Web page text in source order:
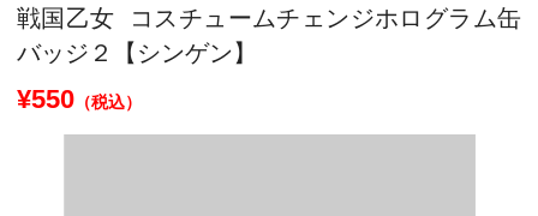
TOP＞ 商品一覧（すべての商品）＞ 戦国乙女 コ